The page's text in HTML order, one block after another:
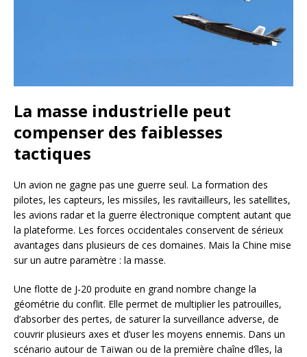
La masse industrielle peut
compenser des faiblesses
tactiques
Un avion ne gagne pas une guerre seul. La formation des
pilotes, les capteurs, les missiles, les ravitailleurs, les satellites,
les avions radar et la guerre électronique comptent autant que
la plateforme. Les forces occidentales conservent de sérieux
avantages dans plusieurs de ces domaines. Mais la Chine mise
sur un autre paramètre : la masse.
Une flotte de J-20 produite en grand nombre change la
géométrie du conflit. Elle permet de multiplier les patrouilles,
d’absorber des pertes, de saturer la surveillance adverse, de
couvrir plusieurs axes et d’user les moyens ennemis. Dans un
scénario autour de Taïwan ou de la première chaîne d’îles, la